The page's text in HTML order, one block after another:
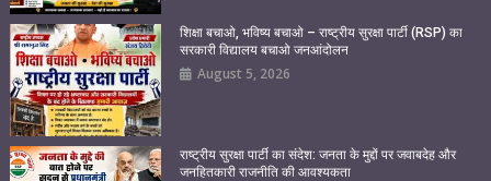
शिक्षा बचाओ, भविष्य बचाओ – राष्ट्रीय सुरक्षा पार्टी (RSP) का
सरकारी विद्यालय बचाओ जनआंदोलन
August 5, 2026
राष्ट्रीय सुरक्षा पार्टी का संदेश: जनता के मुद्दों पर जवाबदेह और
जनहितकारी राजनीति की आवश्यकता